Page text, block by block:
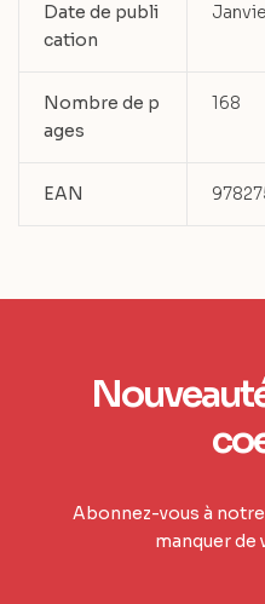
Date de publi
cation
Nombre de p
ages
168
EAN
Abonnez-vous à
manquer de